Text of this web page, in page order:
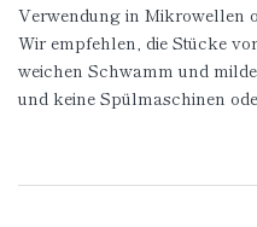
Verwendung in Mikrowellen
Wir empfehlen, die Stücke
weichen Schwamm und
und keine Spülmaschinen